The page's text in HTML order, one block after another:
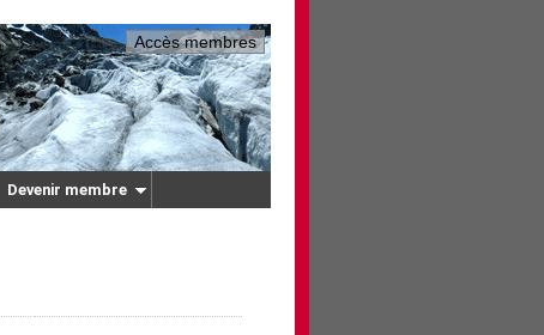
Accès membres
Devenir membre